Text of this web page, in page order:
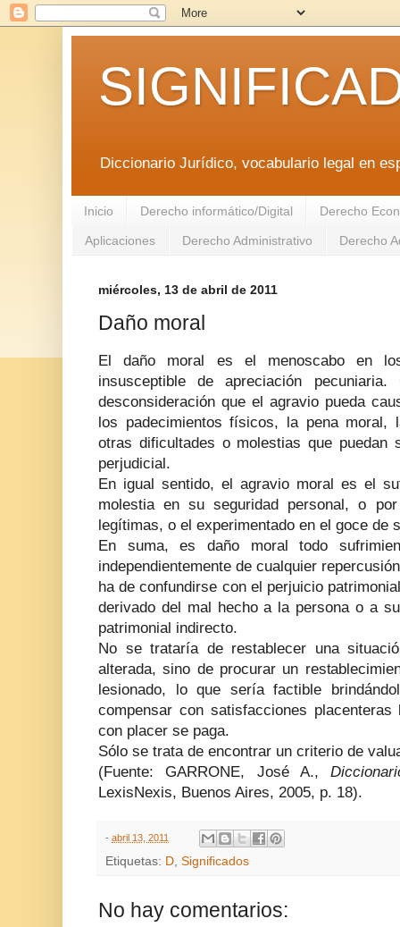
Diccionario Jurídico, vocabulario legal en
Inicio Derecho informático/Digital Derecho
Aplicaciones Derecho Administrativo Derecho
miércoles, 13 de abril de 2011
Daño moral
El daño moral es el menoscabo en
insusceptible de apreciación
desconsideración que el agravio pueda
los padecimientos físicos, la pena moral,
otras dificultades o molestias que puedan
perjudicial.
En igual sentido, el agravio moral es el
molestia en su seguridad personal, o
legítimas, o el experimentado en el goce de
En suma, es daño moral todo
independientemente de cualquier
ha de confundirse con el perjuicio
derivado del mal hecho a la persona o a
patrimonial indirecto.
No se trataría de restablecer una
alterada, sino de procurar un
lesionado, lo que sería factible
compensar con satisfacciones
con placer se paga.
Sólo se trata de encontrar un criterio de
(Fuente: GARRONE, José A.,
LexisNexis, Buenos Aires, 2005, p. 18).
- abril 13, 2011
Etiquetas: D, Significados
No hay comentarios: